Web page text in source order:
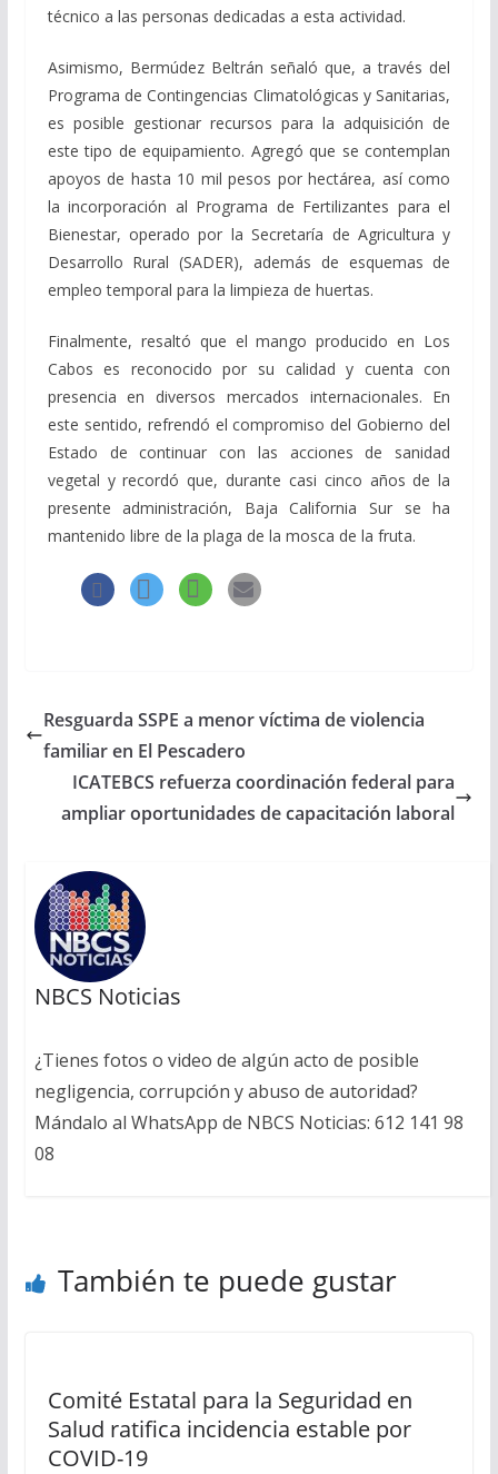
técnico a las personas dedicadas a esta actividad.
Asimismo, Bermúdez Beltrán señaló que, a través del
Programa de Contingencias Climatológicas y Sanitarias,
es posible gestionar recursos para la adquisición de
este tipo de equipamiento. Agregó que se contemplan
apoyos de hasta 10 mil pesos por hectárea, así como
la incorporación al Programa de Fertilizantes para el
Bienestar, operado por la Secretaría de Agricultura y
Desarrollo Rural (SADER), además de esquemas de
empleo temporal para la limpieza de huertas.
Finalmente, resaltó que el mango producido en Los
Cabos es reconocido por su calidad y cuenta con
presencia en diversos mercados internacionales. En
este sentido, refrendó el compromiso del Gobierno del
Estado de continuar con las acciones de sanidad
vegetal y recordó que, durante casi cinco años de la
presente administración, Baja California Sur se ha
mantenido libre de la plaga de la mosca de la fruta.
Resguarda SSPE a menor víctima de violencia
familiar en El Pescadero
ICATEBCS refuerza coordinación federal para
ampliar oportunidades de capacitación laboral
NBCS Noticias
¿Tienes fotos o video de algún acto de posible
negligencia, corrupción y abuso de autoridad?
Mándalo al WhatsApp de NBCS Noticias: 612 141 98
08
También te puede gustar
Comité Estatal para la Seguridad en
Salud ratifica incidencia estable por
COVID-19